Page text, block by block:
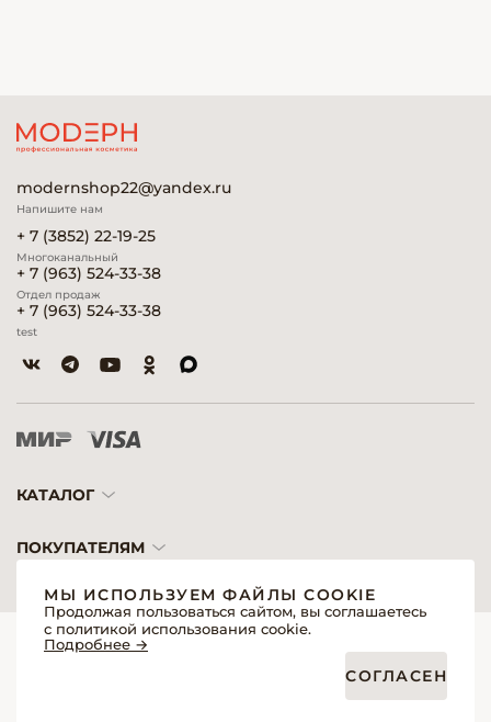
modernshop22@yandex.ru
Напишите нам
+ 7 (3852) 22-19-25
Многоканальный
+ 7 (963) 524-33-38
Отдел продаж
+ 7 (963) 524-33-38
test
КАТАЛОГ
ПОКУПАТЕЛЯМ
© 2026 «Модерн»— Косметика и оборудование для профессионалов
Публичная оферта интернет-магазина для профессиональных участников
Создание сайтов
МЫ ИСПОЛЬЗУЕМ ФАЙЛЫ COOKIE
Продолжая пользоваться сайтом, вы соглашаетесь
с политикой использования cookie.
Подробнее →
СОГЛАСЕН